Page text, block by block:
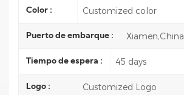
Color : Customized color
Puerto de embarque : Xiamen,China
Tiempo de espera : 45 days
Logo : Customized Logo